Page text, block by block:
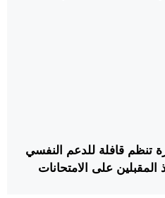
تنظم قافلة للدعم النفسي
المقبلين على الامتحانات